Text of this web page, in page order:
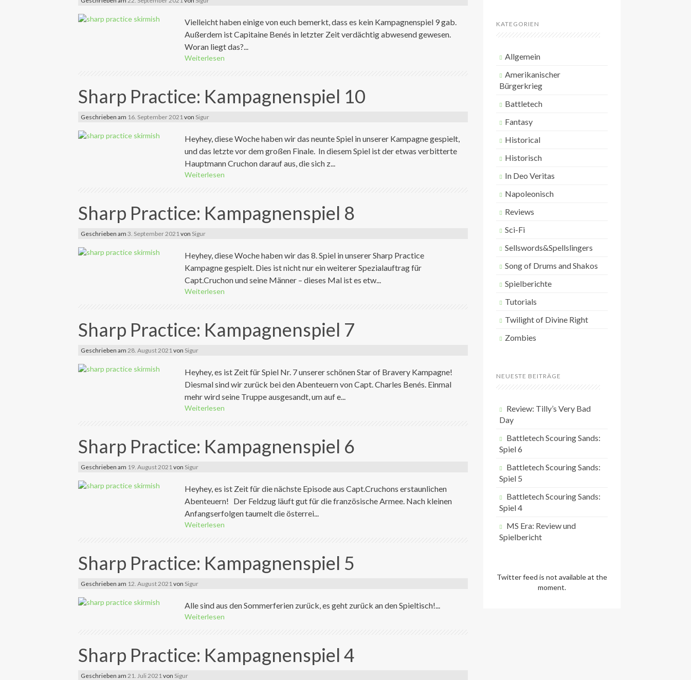
Vielleicht haben einige von euch bemerkt, dass es kein Kampagnenspiel 9 gab.
Außerdem ist Capitaine Benés in letzter Zeit verdächtig abwesend gewesen.
Woran liegt das?...
Weiterlesen
Sharp Practice: Kampagnenspiel 10
Geschrieben am 16. September 2021von Sigur
Heyhey, diese Woche haben wir das neunte Spiel in unserer Kampagne gespielt,
und das letzte vor dem großen Finale. In diesem Spiel ist der etwas verbitterte
Hauptmann Cruchon darauf aus, die sich z...
Weiterlesen
Sharp Practice: Kampagnenspiel 8
Geschrieben am 3. September 2021von Sigur
Heyhey, diese Woche haben wir das 8. Spiel in unserer Sharp Practice
Kampagne gespielt. Dies ist nicht nur ein weiterer Spezialauftrag für
Capt.Cruchon und seine Männer – dieses Mal ist es etw...
Weiterlesen
Sharp Practice: Kampagnenspiel 7
Geschrieben am 28. August 2021von Sigur
Heyhey, es ist Zeit für Spiel Nr. 7 unserer schönen Star of Bravery Kampagne!
Diesmal sind wir zurück bei den Abenteuern von Capt. Charles Benés. Einmal
mehr wird seine Truppe ausgesandt, um auf e...
Weiterlesen
Sharp Practice: Kampagnenspiel 6
Geschrieben am 19. August 2021von Sigur
Heyhey, es ist Zeit für die nächste Episode aus Capt.Cruchons erstaunlichen
Abenteuern! Der Feldzug läuft gut für die französische Armee. Nach kleinen
Anfangserfolgen taumelt die österrei...
Weiterlesen
Sharp Practice: Kampagnenspiel 5
Geschrieben am 12. August 2021von Sigur
Alle sind aus den Sommerferien zurück, es geht zurück an den Spieltisch!...
Weiterlesen
Sharp Practice: Kampagnenspiel 4
Geschrieben am 21. Juli 2021von Sigur
c
h
KATEGORIEN
Allgemein
Amerikanischer
Bürgerkrieg
Battletech
Fantasy
Historical
Historisch
In Deo Veritas
Napoleonisch
Reviews
Sci-Fi
Sellswords&Spellslingers
Song of Drums and Shakos
Spielberichte
Tutorials
Twilight of Divine Right
Zombies
NEUESTE BEITRÄGE
Review: Tilly’s Very Bad
Day
Battletech Scouring Sands:
Spiel 6
Battletech Scouring Sands:
Spiel 5
Battletech Scouring Sands:
Spiel 4
MS Era: Review und
Spielbericht
Twitter feed is not available at the
moment.